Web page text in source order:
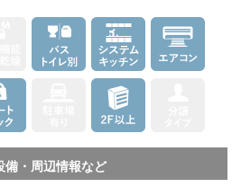
備・周辺情報など